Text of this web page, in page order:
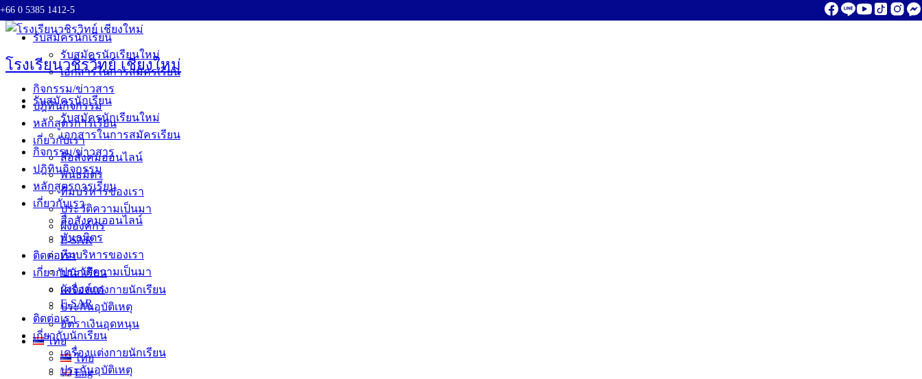
Skip to content
+66 0 5385 1412-5
โรงเรียนวชิรวิทย์ เชียงใหม่
รับสมัครนักเรียน
รับสมัครนักเรียนใหม่
เอกสารในการสมัครเรียน
กิจกรรม/ข่าวสาร
ปฎิทินกิจกรรม
หลักสูตรการเรียน
เกี่ยวกับเรา
สื่อสังคมออนไลน์
พันธมิตร
ทีมบริหารของเรา
ประวัติความเป็นมา
ผังองค์กร
E-SAR
ติดต่อเรา
เกี่ยวกับนักเรียน
เครื่องแต่งกายนักเรียน
ประกันอุบัติเหตุ
รับสมัครนักเรียน
รับสมัครนักเรียนใหม่
เอกสารในการสมัครเรียน
กิจกรรม/ข่าวสาร
ปฎิทินกิจกรรม
หลักสูตรการเรียน
เกี่ยวกับเรา
สื่อสังคมออนไลน์
พันธมิตร
ทีมบริหารของเรา
ประวัติความเป็นมา
ผังองค์กร
E-SAR
ติดต่อเรา
เกี่ยวกับนักเรียน
เครื่องแต่งกายนักเรียน
ประกันอุบัติเหตุ
อัตราเงินอุดหนุน
ไทย
ไทย
Eng